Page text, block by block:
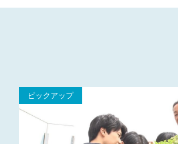
ピックアップ